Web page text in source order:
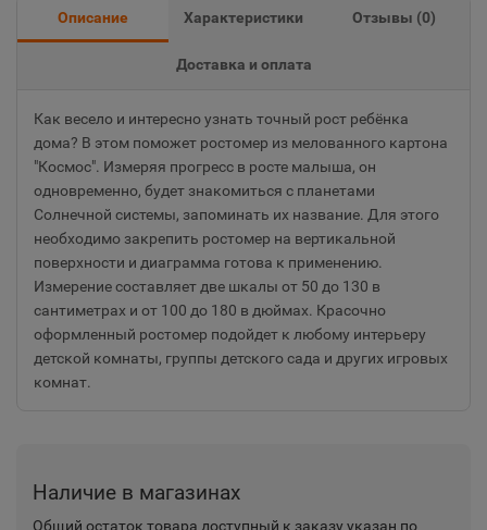
Описание Характеристики Отзывы (0)
Доставка и оплата
Как весело и интересно узнать точный рост ребёнка
дома? В этом поможет ростомер из мелованного картона
"Космос". Измеряя прогресс в росте малыша, он
одновременно, будет знакомиться с планетами
Солнечной системы, запоминать их название. Для этого
необходимо закрепить ростомер на вертикальной
поверхности и диаграмма готова к применению.
Измерение составляет две шкалы от 50 до 130 в
сантиметрах и от 100 до 180 в дюймах. Красочно
оформленный ростомер подойдет к любому интерьеру
детской комнаты, группы детского сада и других игровых
комнат.
Наличие в магазинах
Общий остаток товара доступный к заказу указан по